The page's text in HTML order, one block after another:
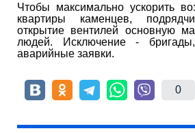
Чтобы максимально ускорить
квартиры каменцев,
открытие вентилей основную
людей. Исключение -
аварийные заявки.
0